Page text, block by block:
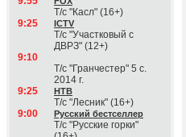
Т/с "Касл" (16+)
9:25
ICTV
Т/с "Участковый с
ДВРЗ" (12+)
9:10
Т/с "Гранчестер" 5 с.
2014 г.
9:25
НТВ
Т/с "Лесник" (16+)
9:00
Русский бестселлер
Т/с "Русские горки"